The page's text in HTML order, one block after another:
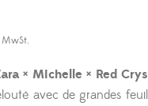
× Michelle × Red
avec de grandes